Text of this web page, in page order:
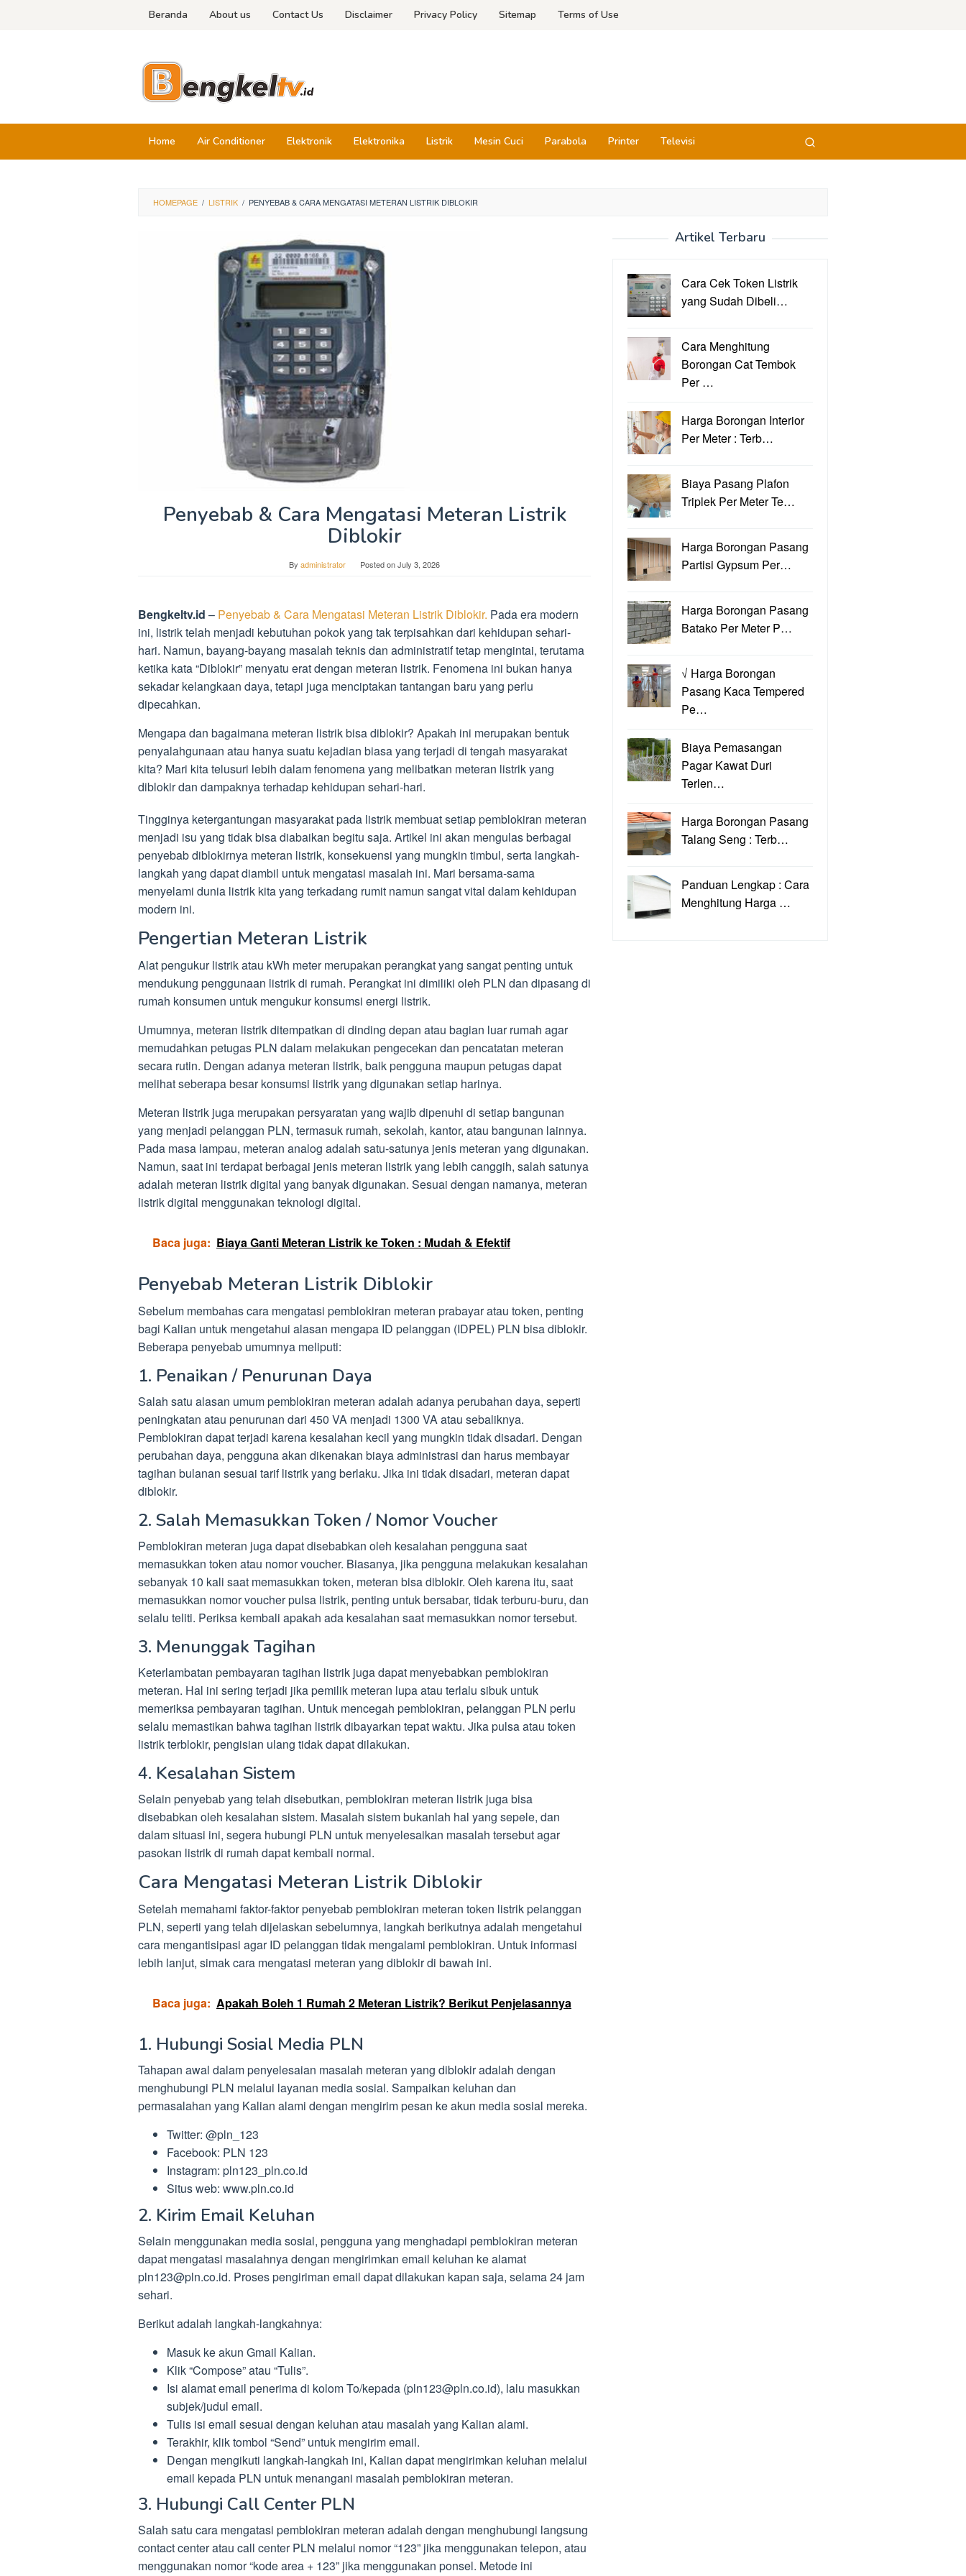
Beranda About us Contact Us Disclaimer Privacy Policy Sitemap Terms of Use
Home Air Conditioner Elektronik Elektronika Listrik Mesin Cuci Parabola Printer Televisi
HOMEPAGE / LISTRIK / PENYEBAB & CARA MENGATASI METERAN LISTRIK DIBLOKIR
Penyebab & Cara Mengatasi Meteran Listrik
Diblokir
By administrator Posted onJuly 3, 2026
Bengkeltv.id – Penyebab & Cara Mengatasi Meteran Listrik Diblokir. Pada era modern
ini, listrik telah menjadi kebutuhan pokok yang tak terpisahkan dari kehidupan sehari-
hari. Namun, bayang-bayang masalah teknis dan administratif tetap mengintai, terutama
ketika kata “Diblokir” menyatu erat dengan meteran listrik. Fenomena ini bukan hanya
sekadar kelangkaan daya, tetapi juga menciptakan tantangan baru yang perlu
dipecahkan.
Mengapa dan bagaimana meteran listrik bisa diblokir? Apakah ini merupakan bentuk
penyalahgunaan atau hanya suatu kejadian biasa yang terjadi di tengah masyarakat
kita? Mari kita telusuri lebih dalam fenomena yang melibatkan meteran listrik yang
diblokir dan dampaknya terhadap kehidupan sehari-hari.
Tingginya ketergantungan masyarakat pada listrik membuat setiap pemblokiran meteran
menjadi isu yang tidak bisa diabaikan begitu saja. Artikel ini akan mengulas berbagai
penyebab diblokirnya meteran listrik, konsekuensi yang mungkin timbul, serta langkah-
langkah yang dapat diambil untuk mengatasi masalah ini. Mari bersama-sama
menyelami dunia listrik kita yang terkadang rumit namun sangat vital dalam kehidupan
modern ini.
Pengertian Meteran Listrik
Alat pengukur listrik atau kWh meter merupakan perangkat yang sangat penting untuk
mendukung penggunaan listrik di rumah. Perangkat ini dimiliki oleh PLN dan dipasang di
rumah konsumen untuk mengukur konsumsi energi listrik.
Umumnya, meteran listrik ditempatkan di dinding depan atau bagian luar rumah agar
memudahkan petugas PLN dalam melakukan pengecekan dan pencatatan meteran
secara rutin. Dengan adanya meteran listrik, baik pengguna maupun petugas dapat
melihat seberapa besar konsumsi listrik yang digunakan setiap harinya.
Meteran listrik juga merupakan persyaratan yang wajib dipenuhi di setiap bangunan
yang menjadi pelanggan PLN, termasuk rumah, sekolah, kantor, atau bangunan lainnya.
Pada masa lampau, meteran analog adalah satu-satunya jenis meteran yang digunakan.
Namun, saat ini terdapat berbagai jenis meteran listrik yang lebih canggih, salah satunya
adalah meteran listrik digital yang banyak digunakan. Sesuai dengan namanya, meteran
listrik digital menggunakan teknologi digital.
Baca juga: Biaya Ganti Meteran Listrik ke Token : Mudah & Efektif
Penyebab Meteran Listrik Diblokir
Sebelum membahas cara mengatasi pemblokiran meteran prabayar atau token, penting
bagi Kalian untuk mengetahui alasan mengapa ID pelanggan (IDPEL) PLN bisa diblokir.
Beberapa penyebab umumnya meliputi:
1. Penaikan / Penurunan Daya
Salah satu alasan umum pemblokiran meteran adalah adanya perubahan daya, seperti
peningkatan atau penurunan dari 450 VA menjadi 1300 VA atau sebaliknya.
Pemblokiran dapat terjadi karena kesalahan kecil yang mungkin tidak disadari. Dengan
perubahan daya, pengguna akan dikenakan biaya administrasi dan harus membayar
tagihan bulanan sesuai tarif listrik yang berlaku. Jika ini tidak disadari, meteran dapat
diblokir.
2. Salah Memasukkan Token / Nomor Voucher
Pemblokiran meteran juga dapat disebabkan oleh kesalahan pengguna saat
memasukkan token atau nomor voucher. Biasanya, jika pengguna melakukan kesalahan
sebanyak 10 kali saat memasukkan token, meteran bisa diblokir. Oleh karena itu, saat
memasukkan nomor voucher pulsa listrik, penting untuk bersabar, tidak terburu-buru, dan
selalu teliti. Periksa kembali apakah ada kesalahan saat memasukkan nomor tersebut.
3. Menunggak Tagihan
Keterlambatan pembayaran tagihan listrik juga dapat menyebabkan pemblokiran
meteran. Hal ini sering terjadi jika pemilik meteran lupa atau terlalu sibuk untuk
memeriksa pembayaran tagihan. Untuk mencegah pemblokiran, pelanggan PLN perlu
selalu memastikan bahwa tagihan listrik dibayarkan tepat waktu. Jika pulsa atau token
listrik terblokir, pengisian ulang tidak dapat dilakukan.
4. Kesalahan Sistem
Selain penyebab yang telah disebutkan, pemblokiran meteran listrik juga bisa
disebabkan oleh kesalahan sistem. Masalah sistem bukanlah hal yang sepele, dan
dalam situasi ini, segera hubungi PLN untuk menyelesaikan masalah tersebut agar
pasokan listrik di rumah dapat kembali normal.
Cara Mengatasi Meteran Listrik Diblokir
Setelah memahami faktor-faktor penyebab pemblokiran meteran token listrik pelanggan
PLN, seperti yang telah dijelaskan sebelumnya, langkah berikutnya adalah mengetahui
cara mengantisipasi agar ID pelanggan tidak mengalami pemblokiran. Untuk informasi
lebih lanjut, simak cara mengatasi meteran yang diblokir di bawah ini.
Baca juga: Apakah Boleh 1 Rumah 2 Meteran Listrik? Berikut Penjelasannya
1. Hubungi Sosial Media PLN
Tahapan awal dalam penyelesaian masalah meteran yang diblokir adalah dengan
menghubungi PLN melalui layanan media sosial. Sampaikan keluhan dan
permasalahan yang Kalian alami dengan mengirim pesan ke akun media sosial mereka.
Twitter: @pln_123
Facebook: PLN 123
Instagram: pln123_pln.co.id
Situs web: www.pln.co.id
2. Kirim Email Keluhan
Selain menggunakan media sosial, pengguna yang menghadapi pemblokiran meteran
dapat mengatasi masalahnya dengan mengirimkan email keluhan ke alamat
pln123@pln.co.id. Proses pengiriman email dapat dilakukan kapan saja, selama 24 jam
sehari.
Berikut adalah langkah-langkahnya:
Masuk ke akun Gmail Kalian.
Klik “Compose” atau “Tulis”.
Isi alamat email penerima di kolom To/kepada (pln123@pln.co.id), lalu masukkan
subjek/judul email.
Tulis isi email sesuai dengan keluhan atau masalah yang Kalian alami.
Terakhir, klik tombol “Send” untuk mengirim email.
Dengan mengikuti langkah-langkah ini, Kalian dapat mengirimkan keluhan melalui
email kepada PLN untuk menangani masalah pemblokiran meteran.
3. Hubungi Call Center PLN
Salah satu cara mengatasi pemblokiran meteran adalah dengan menghubungi langsung
contact center atau call center PLN melalui nomor “123” jika menggunakan telepon, atau
menggunakan nomor “kode area + 123” jika menggunakan ponsel. Metode ini
Artikel Terbaru
Cara Cek Token Listrik
yang Sudah Dibeli…
Cara Menghitung
Borongan Cat Tembok
Per …
Harga Borongan Interior
Per Meter : Terb…
Biaya Pasang Plafon
Triplek Per Meter Te…
Harga Borongan Pasang
Partisi Gypsum Per…
Harga Borongan Pasang
Batako Per Meter P…
√ Harga Borongan
Pasang Kaca Tempered
Pe…
Biaya Pemasangan
Pagar Kawat Duri
Terlen…
Harga Borongan Pasang
Talang Seng : Terb…
Panduan Lengkap : Cara
Menghitung Harga …